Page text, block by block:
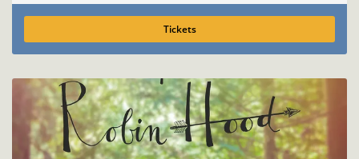
Tickets